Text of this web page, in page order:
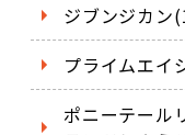
ジブンジカン
プライムエイ
ポニーテール